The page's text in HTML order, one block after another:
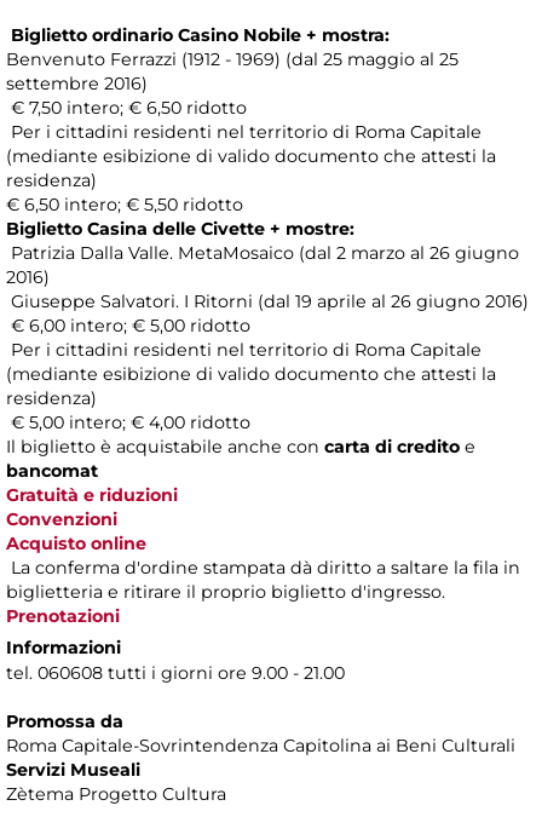
Biglietto ordinario Casino Nobile + mostra:
Benvenuto Ferrazzi (1912 - 1969) (dal 25 maggio al 25
settembre 2016)
€ 7,50 intero; € 6,50 ridotto
Per i cittadini residenti nel territorio di Roma Capitale
(mediante esibizione di valido documento che attesti la
residenza)
€ 6,50 intero; € 5,50 ridotto
Biglietto Casina delle Civette + mostre:
Patrizia Dalla Valle. MetaMosaico (dal 2 marzo al 26 giugno
2016)
Giuseppe Salvatori. I Ritorni (dal 19 aprile al 26 giugno 2016)
€ 6,00 intero; € 5,00 ridotto
Per i cittadini residenti nel territorio di Roma Capitale
(mediante esibizione di valido documento che attesti la
residenza)
€ 5,00 intero; € 4,00 ridotto
Il biglietto è acquistabile anche con carta di credito e
bancomat
Gratuità e riduzioni
Convenzioni
Acquisto online
La conferma d'ordine stampata dà diritto a saltare la fila in
biglietteria e ritirare il proprio biglietto d'ingresso.
Prenotazioni
Informazioni
tel. 060608 tutti i giorni ore 9.00 - 21.00
Promossa da
Roma Capitale-Sovrintendenza Capitolina ai Beni Culturali
Servizi Museali
Zètema Progetto Cultura